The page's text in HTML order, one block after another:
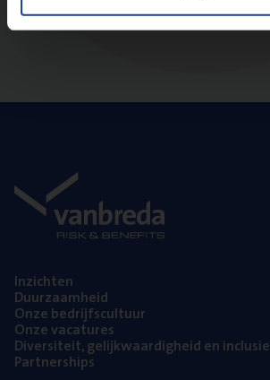
Inzich­ten
Duur­zaam­heid
Onze bedrijfs­cul­tuur
Onze vaca­tu­res
Diver­si­teit, gelijk­waar­dig­heid en inclusie
Part­ner­ships